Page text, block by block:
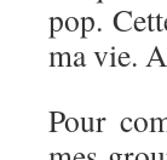
pop.
ma vie.
Pour